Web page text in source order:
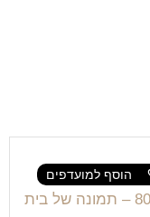
הוסף למועדפים